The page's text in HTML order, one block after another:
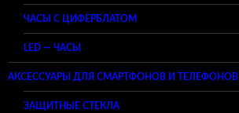
ЧАСЫ С ЦИФЕРБЛАТОМ
LED — ЧАСЫ
АКСЕССУАРЫ ДЛЯ СМАРТФОНОВ И ТЕЛЕФОНОВ
ЗАЩИТНЫЕ СТЕКЛА